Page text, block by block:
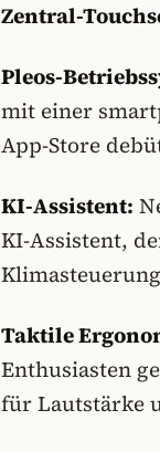
Zentral-
Pleos-
mit einer
App-Store
KI-Assistent:
KI-Assistent,
Taktile
Enthusiasten
für Lautstärke